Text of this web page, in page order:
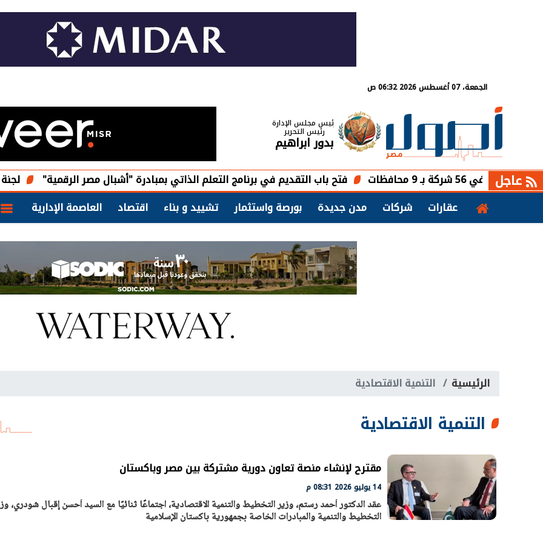
الجمعة، 07 أغسطس 2026 06:32 ص
رئيس مجلس الإدارة
رئيس التحرير
بدور ابراهيم
عاجل لجنة استرداد
فتح باب التقديم في برنامج التعلم الذاتي بمبادرة "أشبال مصر الرقمية"
عقارات
شركات مدن جديدة بورصة واستثمار تشييد و بناء اقتصاد العاصمة الإدارية
الرئيسية التنمية الاقتصادية
التنمية الاقتصادية
مقترح لإنشاء منصة تعاون دورية مشتركة بين مصر وباكستان
14 يوليو 2026 08:31 م
عقد الدكتور أحمد رستم، وزير التخطيط والتنمية الاقتصادية، اجتماعًا ثنائيًا مع السيد أحسن إقبال شودري،
التخطيط والتنمية والمبادرات الخاصة بجمهورية باكستان الإسلامية